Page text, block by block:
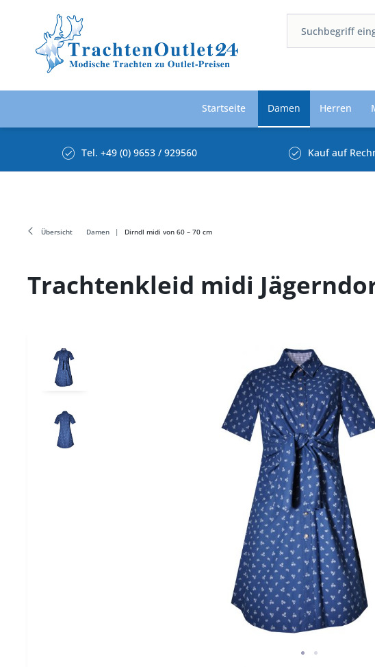
Startseite Damen Herren
Tel. +49 (0) 9653 / 929560 Kauf auf
Übersicht Damen Dirndl midi von 60 – 70 cm
Trachtenkleid midi